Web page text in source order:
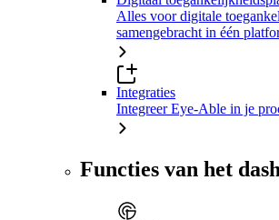
Alles voor digitale
samengebracht in één
Integraties
Integreer Eye-Able in je
Functies van het